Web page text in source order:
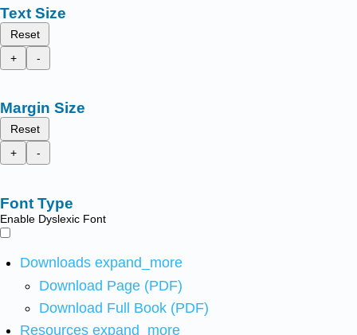
Text Size
Reset
+
-
Margin Size
Reset
+
-
Font Type
Enable Dyslexic Font
Downloads expand_more
Download Page (PDF)
Download Full Book (PDF)
Resources expand_more